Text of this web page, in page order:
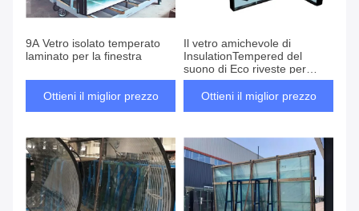
9A Vetro isolato temperato
laminato per la finestra
Ottieni il miglior prezzo
Il vetro amichevole di
InsulationTempered del
suono di Eco riveste per
Windows, porte
Ottieni il miglior prezzo